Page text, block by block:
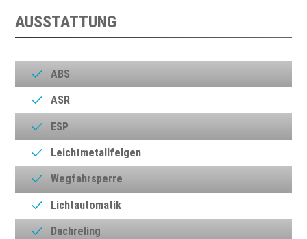
AUSSTATTUNG
ABS
ASR
ESP
Leichtmetallfelgen
Wegfahrsperre
Lichtautomatik
Dachreling